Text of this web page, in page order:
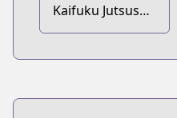
Kaifuku Jutsushi
no Yarinaoshi